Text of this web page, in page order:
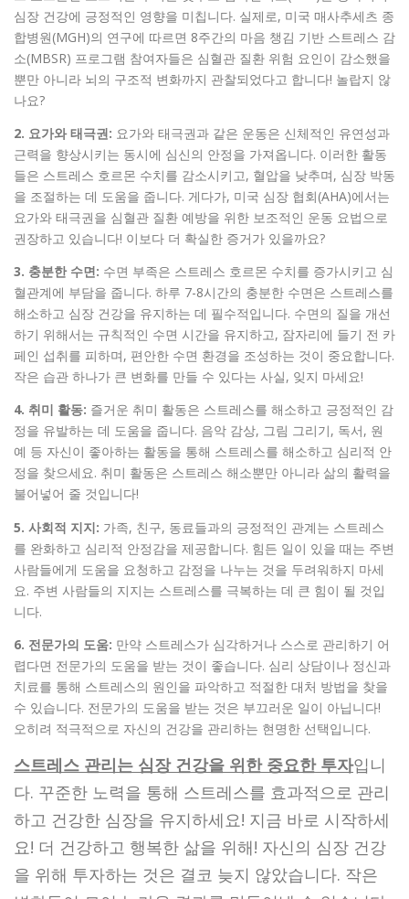
심장 건강에 긍정적인 영향을 미칩니다. 실제로, 미국 매사추세츠 종
합병원(MGH)의 연구에 따르면 8주간의 마음 챙김 기반 스트레스 감
소(MBSR) 프로그램 참여자들은 심혈관 질환 위험 요인이 감소했을
뿐만 아니라 뇌의 구조적 변화까지 관찰되었다고 합니다! 놀랍지 않
나요?
2. 요가와 태극권: 요가와 태극권과 같은 운동은 신체적인 유연성과
근력을 향상시키는 동시에 심신의 안정을 가져옵니다. 이러한 활동
들은 스트레스 호르몬 수치를 감소시키고, 혈압을 낮추며, 심장 박동
을 조절하는 데 도움을 줍니다. 게다가, 미국 심장 협회(AHA)에서는
요가와 태극권을 심혈관 질환 예방을 위한 보조적인 운동 요법으로
권장하고 있습니다! 이보다 더 확실한 증거가 있을까요?
3. 충분한 수면: 수면 부족은 스트레스 호르몬 수치를 증가시키고 심
혈관계에 부담을 줍니다. 하루 7-8시간의 충분한 수면은 스트레스를
해소하고 심장 건강을 유지하는 데 필수적입니다. 수면의 질을 개선
하기 위해서는 규칙적인 수면 시간을 유지하고, 잠자리에 들기 전 카
페인 섭취를 피하며, 편안한 수면 환경을 조성하는 것이 중요합니다.
작은 습관 하나가 큰 변화를 만들 수 있다는 사실, 잊지 마세요!
4. 취미 활동: 즐거운 취미 활동은 스트레스를 해소하고 긍정적인 감
정을 유발하는 데 도움을 줍니다. 음악 감상, 그림 그리기, 독서, 원
예 등 자신이 좋아하는 활동을 통해 스트레스를 해소하고 심리적 안
정을 찾으세요. 취미 활동은 스트레스 해소뿐만 아니라 삶의 활력을
불어넣어 줄 것입니다!
5. 사회적 지지: 가족, 친구, 동료들과의 긍정적인 관계는 스트레스
를 완화하고 심리적 안정감을 제공합니다. 힘든 일이 있을 때는 주변
사람들에게 도움을 요청하고 감정을 나누는 것을 두려워하지 마세
요. 주변 사람들의 지지는 스트레스를 극복하는 데 큰 힘이 될 것입
니다.
6. 전문가의 도움: 만약 스트레스가 심각하거나 스스로 관리하기 어
렵다면 전문가의 도움을 받는 것이 좋습니다. 심리 상담이나 정신과
치료를 통해 스트레스의 원인을 파악하고 적절한 대처 방법을 찾을
수 있습니다. 전문가의 도움을 받는 것은 부끄러운 일이 아닙니다!
오히려 적극적으로 자신의 건강을 관리하는 현명한 선택입니다.
스트레스 관리는 심장 건강을 위한 중요한 투자입니
다. 꾸준한 노력을 통해 스트레스를 효과적으로 관리
하고 건강한 심장을 유지하세요! 지금 바로 시작하세
요! 더 건강하고 행복한 삶을 위해! 자신의 심장 건강
을 위해 투자하는 것은 결코 늦지 않았습니다. 작은